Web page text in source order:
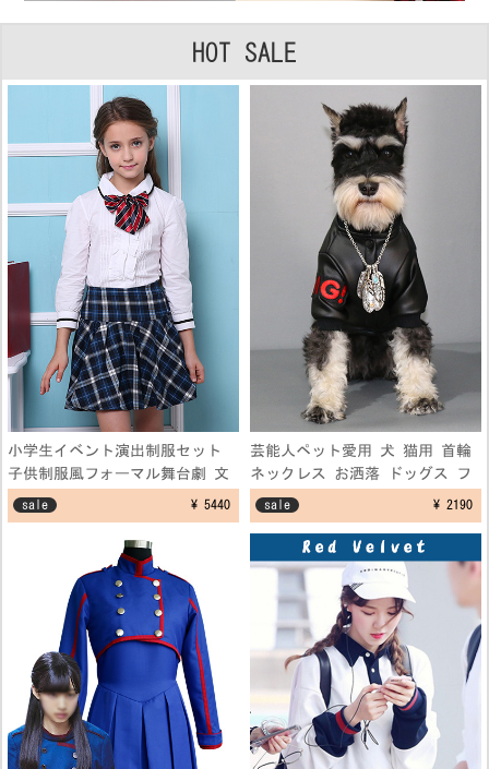
HOT SALE
小学生イベント演出制服セット
子供制服風フォーマル舞台劇 文
化祭仮装コスプレ衣装 学園祭演
sale ¥ 5440
芸能人ペット愛用 犬 猫用 首輪
ネックレス お洒落 ドッグス フ
ェザーネックレス アクセサリー
sale ¥ 2190